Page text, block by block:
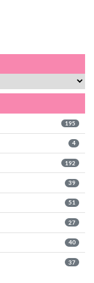
195
4
192
39
51
27
40
37